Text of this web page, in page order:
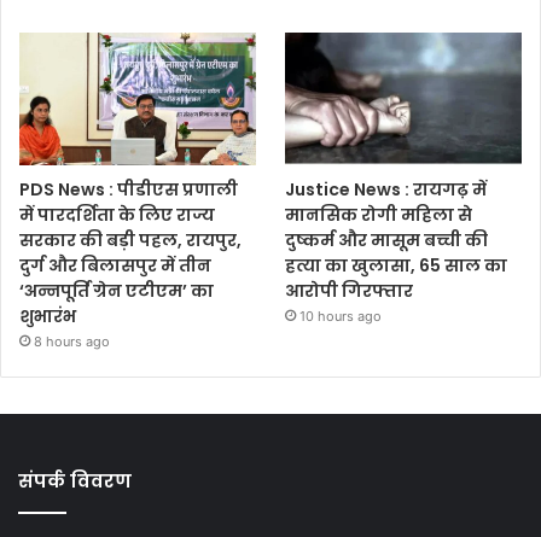
PDS News : पीडीएस प्रणाली
में पारदर्शिता के लिए राज्य
सरकार की बड़ी पहल, रायपुर,
दुर्ग और बिलासपुर में तीन
‘अन्नपूर्ति ग्रेन एटीएम’ का
शुभारंभ
8 hours ago
Justice News : रायगढ़ में
मानसिक रोगी महिला से
दुष्कर्म और मासूम बच्ची की
हत्या का खुलासा, 65 साल का
आरोपी गिरफ्तार
10 hours ago
संपर्क विवरण